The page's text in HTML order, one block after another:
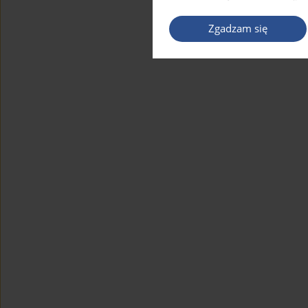
Zgadzam się